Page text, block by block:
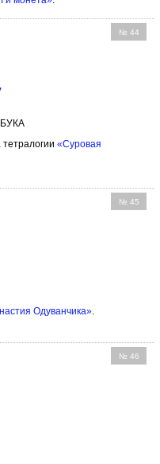
№ 44
«Суровая
№ 45
Одуванчика».
№ 46